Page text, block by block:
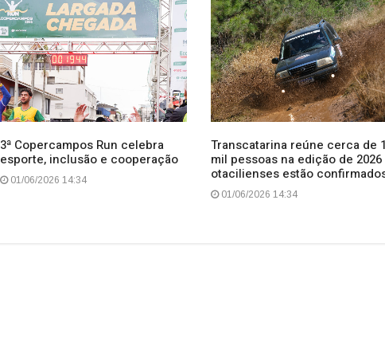
3ª Copercampos Run celebra
esporte, inclusão e cooperação
01/06/2026 14:34
Transcatarina reúne cerca de 1
mil pessoas na edição de 2026
otacilienses estão
01/06/2026 14:34